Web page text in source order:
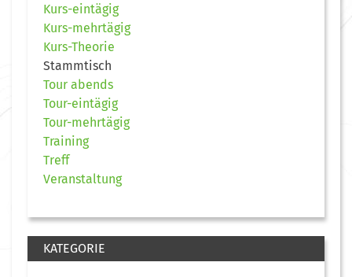
Kurs-eintägig
Kurs-mehrtägig
Kurs-Theorie
Stammtisch
Tour abends
Tour-eintägig
Tour-mehrtägig
Training
Treff
Veranstaltung
KATEGORIE